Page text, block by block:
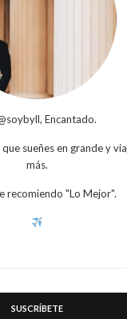
Encantado.
sueñes en grande y
más.
recomiendo "Lo Mejor".
SUSCRÍBETE